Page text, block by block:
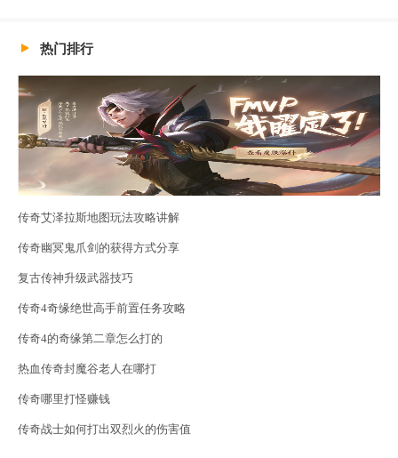
热门排行
传奇艾泽拉斯地图玩法攻略讲解
传奇幽冥鬼爪剑的获得方式分享
复古传神升级武器技巧
传奇4奇缘绝世高手前置任务攻略
传奇4的奇缘第二章怎么打的
热血传奇封魔谷老人在哪打
传奇哪里打怪赚钱
传奇战士如何打出双烈火的伤害值